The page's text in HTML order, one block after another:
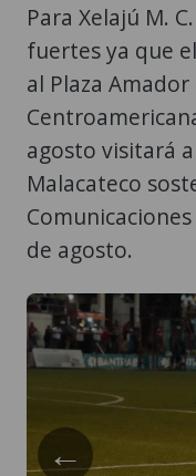
Para Xelajú M.
fuertes ya que
al Plaza
agosto visitará
Malacateco
de agosto.
←